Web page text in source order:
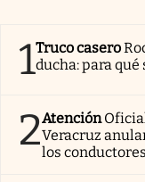
1Truco casero
ducha: para
2Atención
Veracruz
los